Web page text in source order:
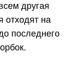
другая
отходят на
последнего